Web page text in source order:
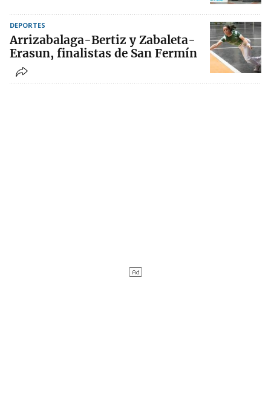
DEPORTES
Arrizabalaga-Bertiz y Zabaleta-
Erasun, finalistas de San Fermín